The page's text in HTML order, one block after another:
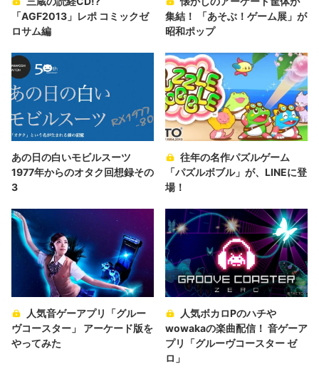
「AGF2013」レポ コミックゼ
ロサム編
集結！ 「あそぶ！ゲーム展」が
昭和ポップ
あの日の白いモビルスーツ
1977年からのオタク回想録その
3
往年の名作パズルゲーム
「パズルボブル」が、LINEに登
場！
人気音ゲーアプリ「グルー
ヴコースター」 アーケード版を
やってみた
人気ボカロPのハチや
wowakaの楽曲配信！ 音ゲーア
プリ「グルーヴコースター ゼ
ロ」